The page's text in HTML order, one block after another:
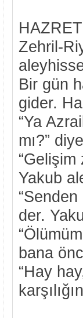
Zehril-
Bir gün
gider.
“Ya
mı?”
“Gelişim
Yakub
der.
bana
“Hay